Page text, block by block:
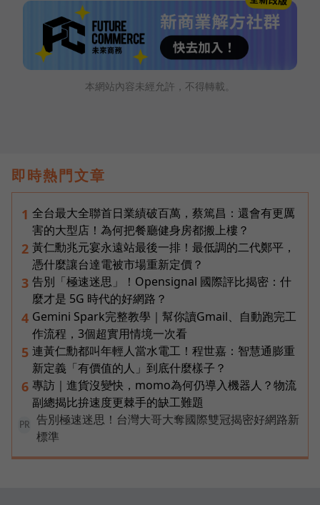
本網站內容未經允許，不得轉載。
即時熱門文章
1 全台最大全聯首日業績破百萬，蔡篤昌：還會有更厲
害的大型店！為何把餐廳健身房都搬上樓？
2 黃仁勳兆元宴永遠站最後一排！最低調的二代鄭平，
憑什麼讓台達電被市場重新定價？
3 告別「極速迷思」！Opensignal 國際評比揭密：什
麼才是 5G 時代的好網路？
4 Gemini Spark完整教學｜幫你讀Gmail、自動跑完工
作流程，3個超實用情境一次看
5 連黃仁勳都叫年輕人當水電工！程世嘉：智慧通膨重
新定義「有價值的人」到底什麼樣子？
6 專訪｜進貨沒變快，momo為何仍導入機器人？物流
副總揭比拚速度更棘手的缺工難題
PR
告別極速迷思！台灣大哥大奪國際雙冠揭密好網路新
標準